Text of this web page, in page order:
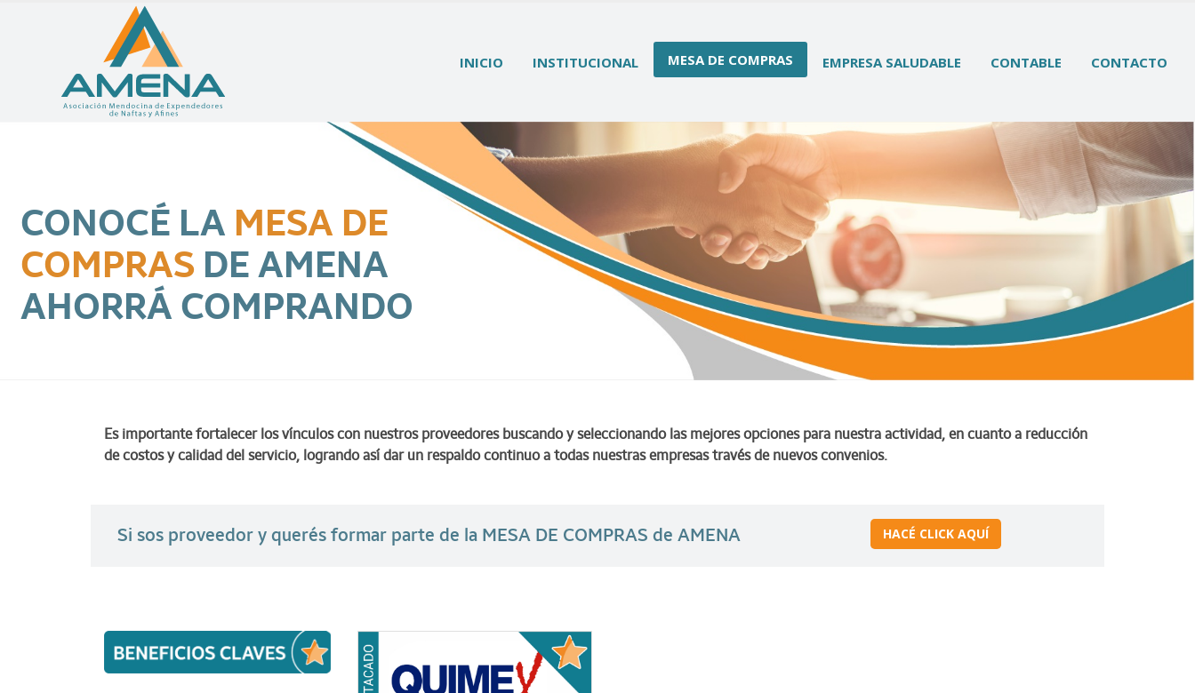
INICIO INSTITUCIONAL MESA DE COMPRAS EMPRESA SALUDABLE CONTABLE CONTACTO
CONOCÉ LA MESA DE
COMPRAS DE AMENA
AHORRÁ COMPRANDO
Es importante fortalecer los vínculos con nuestros proveedores buscando y seleccionando las mejores opciones para nuestra actividad, en cuanto a reducción
de costos y calidad del servicio, logrando así dar un respaldo continuo a todas nuestras empresas través de nuevos convenios.
Si sos proveedor y querés formar parte de la MESA DE COMPRAS de AMENA HACÉ CLICK AQUÍ